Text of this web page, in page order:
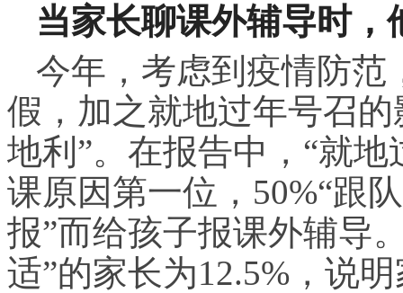
当家长聊课外辅导时，
今年，考虑到疫情防范
假，加之就地过年号召
地利”。在报告中，“就
课原因第一位，50%“跟
报”而给孩子报课外辅导
适”的家长为12.5%，说